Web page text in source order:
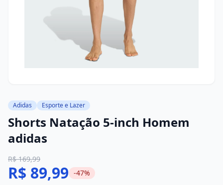
Adidas Esporte e Lazer
Shorts Natação 5-inch Homem
adidas
R$ 169,99
R$ 89,99 -47%